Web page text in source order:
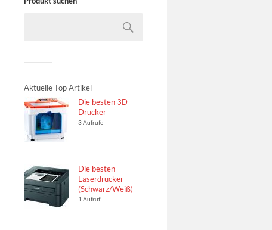
Aktuelle Top Artikel
Die besten 3D-
Drucker
3 Aufrufe
Die besten
Laserdrucker
(Schwarz/Weiß)
1 Aufruf